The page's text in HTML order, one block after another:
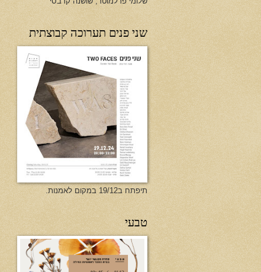
שני פנים תערוכה קבוצתית
תיפתח ב19/12 במקום לאמנות.
טבעי